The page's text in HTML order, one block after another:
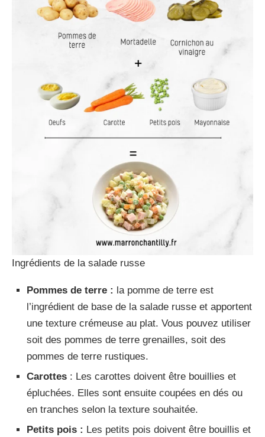
Ingrédients de la salade russe
Pommes de terre : la pomme de terre est
l’ingrédient de base de la salade russe et apportent
une texture crémeuse au plat. Vous pouvez utiliser
soit des pommes de terre grenailles, soit des
pommes de terre rustiques.
Carottes : Les carottes doivent être bouillies et
épluchées. Elles sont ensuite coupées en dés ou
en tranches selon la texture souhaitée.
Petits pois : Les petits pois doivent être bouillis et